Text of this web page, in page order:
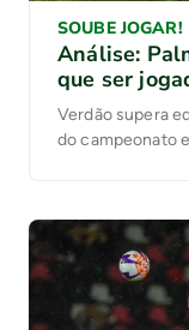
SOUBE JOGAR!
Análise:
que ser
Verdão supera
do campeonato